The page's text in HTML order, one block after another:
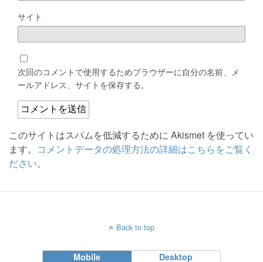
サイト
次回のコメントで使用するためブラウザーに自分の名前、メ
ールアドレス、サイトを保存する。
このサイトはスパムを低減するために Akismet を使ってい
ます。 コメントデータの処理方法の詳細はこちらをご覧く
ださい。
Back to top
Mobile Desktop